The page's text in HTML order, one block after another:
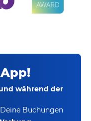
während der
Buchungen